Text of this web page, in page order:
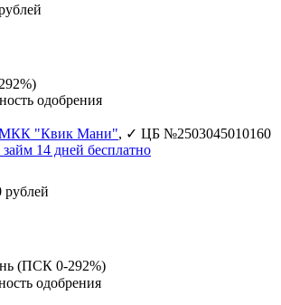
одобрения
"Квик Мани", ✓ ЦБ №2503045010160
14 дней бесплатно
рублей
(ПСК 0-292%)
одобрения